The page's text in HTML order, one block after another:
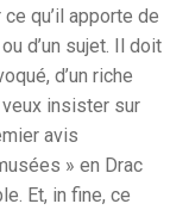
qu’il apporte de
d’un sujet. Il doit
d’un riche
insister sur
avis
» en Drac
Et, in fine, ce